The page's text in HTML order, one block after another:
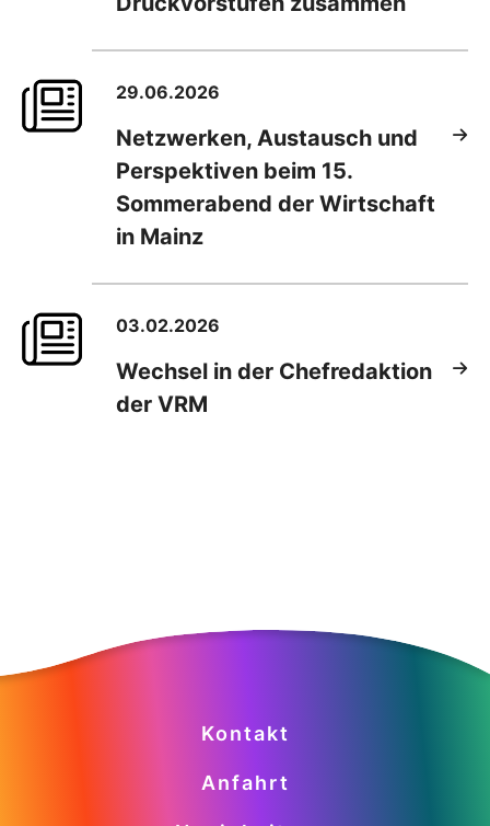
29.06.2026
Netzwerken, Austausch und
Perspektiven beim 15.
Sommerabend der Wirtschaft
in Mainz
03.02.2026
Wechsel in der Chefredaktion
der VRM
Kontakt
Anfahrt